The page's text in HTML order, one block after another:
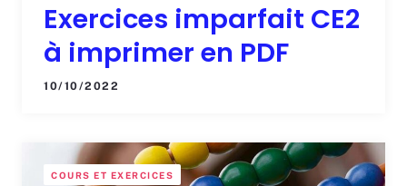
Exercices imparfait CE2
à imprimer en PDF
10/10/2022
COURS ET EXERCICES